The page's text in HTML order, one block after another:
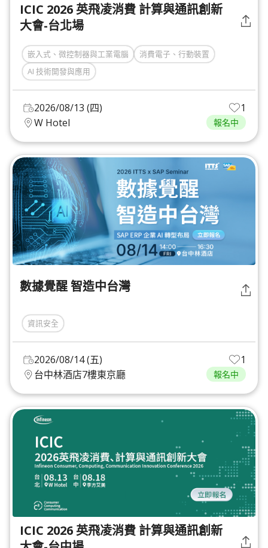
ICIC 2026 英飛凌消費 計算與通訊創新
大會-台北場
嵌入式、微控制器與工業電腦
消費電子、行動裝置
AI 技術開發與應用
2026/08/13 (四)
1
W Hotel
報名中
數據覺醒 智造中台灣
資訊安全
2026/08/14 (五)
1
台中林酒店7樓東京廳
報名中
ICIC 2026 英飛凌消費 計算與通訊創新